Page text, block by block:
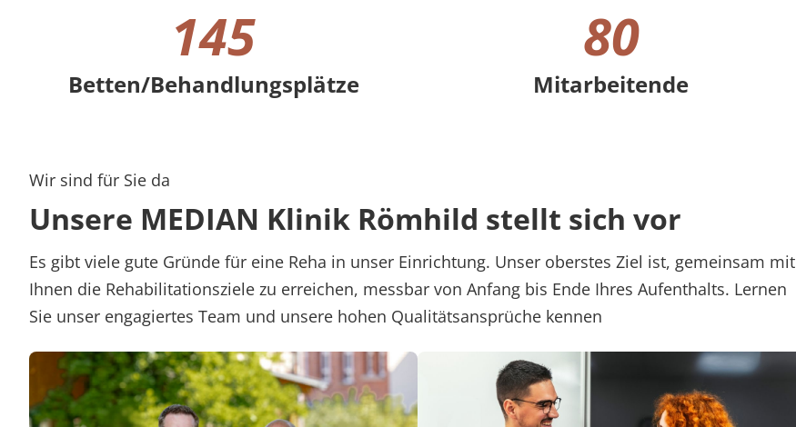
145
Betten/Behandlungsplätze
80
Mitarbeitende
Wir sind für Sie da
Unsere MEDIAN Klinik Römhild stellt sich vor
Es gibt viele gute Gründe für eine Reha in unser Einrichtung. Unser oberstes Ziel ist, gemeinsam mit
Ihnen die Rehabilitationsziele zu erreichen, messbar von Anfang bis Ende Ihres Aufenthalts. Lernen
Sie unser engagiertes Team und unsere hohen Qualitätsansprüche kennen